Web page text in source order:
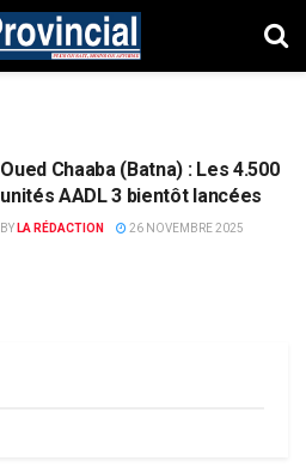
Oued Chaaba (Batna) : Les 4.500
unités AADL 3 bientôt lancées
BY LA RÉDACTION 26 NOVEMBRE 2025